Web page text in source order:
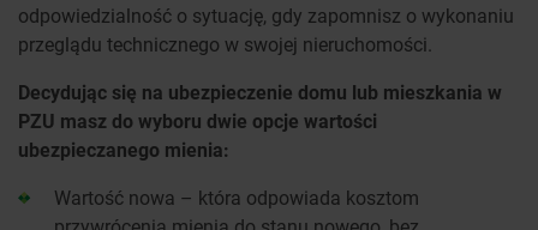
odpowiedzialność o sytuację, gdy zapomnisz o wykonaniu
przeglądu technicznego w swojej nieruchomości.
Decydując się na ubezpieczenie domu lub mieszkania w
PZU masz do wyboru dwie opcje wartości
ubezpieczanego mienia:
Wartość nowa – która odpowiada kosztom